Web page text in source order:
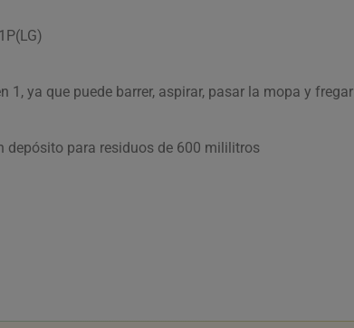
1, ya que puede barrer, aspirar, pasar la mopa y fregar
depósito para residuos de 600 mililitros